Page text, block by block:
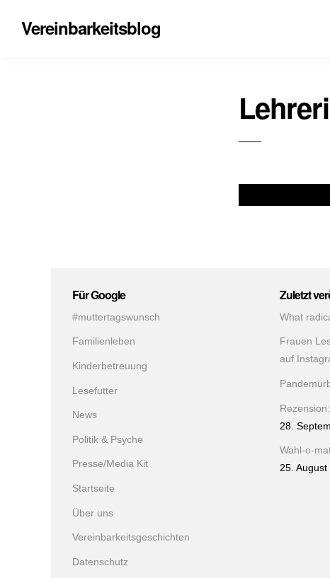
Vereinbarkeitsblog
Für Google
#muttertagswunsch
Familienleben
Kinderbetreuung
Lesefutter
News
Politik & Psyche
Presse/Media Kit
Startseite
Über uns
Vereinbarkeitsgeschichten
Datenschutz
Zuletzt
What
Frauen
auf
28.
Wahl-o-
25. August